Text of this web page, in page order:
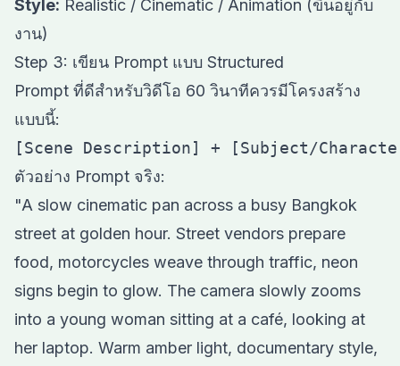
Style: Realistic / Cinematic / Animation (ขึ้นอยู่กับ
งาน)
Step 3: เขียน Prompt แบบ Structured
Prompt ที่ดีสำหรับวิดีโอ 60 วินาทีควรมีโครงสร้าง
แบบนี้:
ตัวอย่าง Prompt จริง:
"A slow cinematic pan across a busy Bangkok
street at golden hour. Street vendors prepare
food, motorcycles weave through traffic, neon
signs begin to glow. The camera slowly zooms
into a young woman sitting at a café, looking at
her laptop. Warm amber light, documentary style,